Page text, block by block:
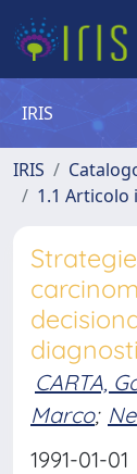
IRIS
IRIS
1.1 Articolo
CARTA,
Marco;
1991-01-01